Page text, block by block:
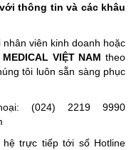
thông tin và các khâu
viên kinh doanh hoặc
MEDICAL VIỆT NAM theo
tôi luôn sẵn sàng phục
(024) 2219 9990
hệ trực tiếp tới số Hotline